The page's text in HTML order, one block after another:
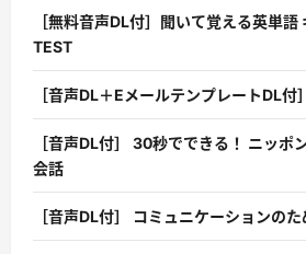
［無料音声DL付］聞いて覚える英単語
TEST
［音声DL＋EメールテンプレートDL付
［音声DL付］ 30秒でできる！ ニッポ
会話
［音声DL付］ コミュニケーションの